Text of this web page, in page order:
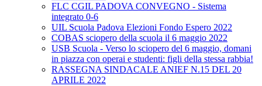
FLC CGIL PADOVA CONVEGNO - Sistema
integrato 0-6
UIL Scuola Padova Elezioni Fondo Espero 2022
COBAS sciopero della scuola il 6 maggio 2022
USB Scuola - Verso lo sciopero del 6 maggio, domani
in piazza con operai e studenti: figli della stessa rabbia!
RASSEGNA SINDACALE ANIEF N.15 DEL 20
APRILE 2022